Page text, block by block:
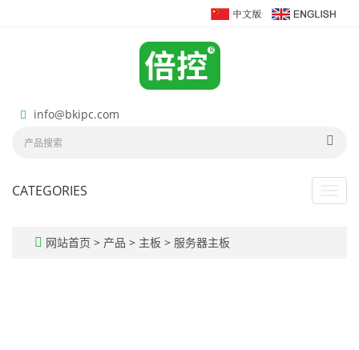
info@bkipc.com
CATEGORIES
网站首页 > 产品 > 主板 > 服务器主板